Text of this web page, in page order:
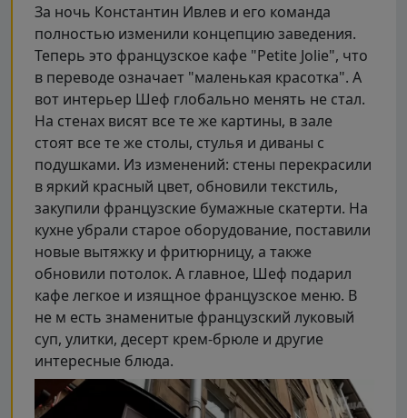
За ночь Константин Ивлев и его команда
полностью изменили концепцию заведения.
Теперь это французское кафе "Petite Jolie", что
в переводе означает "маленькая красотка". А
вот интерьер Шеф глобально менять не стал.
На стенах висят все те же картины, в зале
стоят все те же столы, стулья и диваны с
подушками. Из изменений: стены перекрасили
в яркий красный цвет, обновили текстиль,
закупили французские бумажные скатерти. На
кухне убрали старое оборудование, поставили
новые вытяжку и фритюрницу, а также
обновили потолок. А главное, Шеф подарил
кафе легкое и изящное французское меню. В
не м есть знаменитые французский луковый
суп, улитки, десерт крем-брюле и другие
интересные блюда.